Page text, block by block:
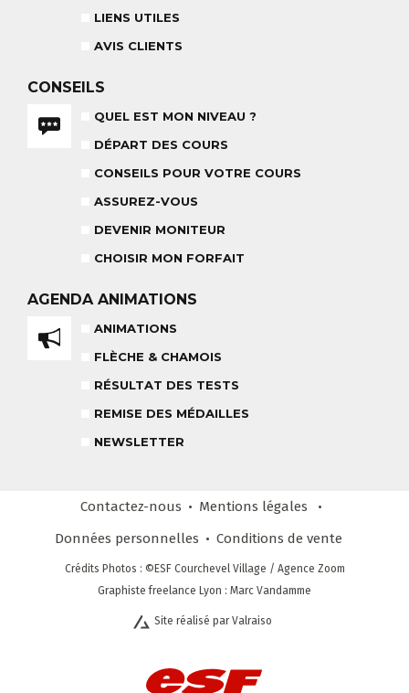
NOS MONITEURS
LIENS UTILES
ASSUREZ-VOUS
LE VENDREDI
18 MOIS À 3 ANS
CLUB LOISIRS
TEAM RIDER
À PARTIR DE 260€
FORMULE SUR MESURE
LIENS UTILES
AVIS CLIENTS
CONSEILS
QUEL EST MON NIVEAU ?
DÉPART DES COURS
CONSEILS POUR VOTRE COURS
ASSUREZ-VOUS
DEVENIR MONITEUR
CHOISIR MON FORFAIT
AGENDA ANIMATIONS
ANIMATIONS
FLÈCHE & CHAMOIS
RÉSULTAT DES TESTS
REMISE DES MÉDAILLES
NEWSLETTER
Contactez-nous
Mentions légales
Données personnelles
Conditions de vente
Crédits Photos : ©ESF Courchevel Village / Agence Zoom
Graphiste freelance Lyon : Marc Vandamme
Site réalisé par Valraiso